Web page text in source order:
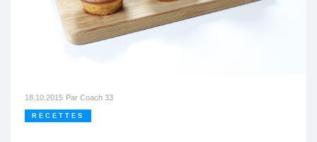
18.10.2015 Par Coach 33
RECETTES